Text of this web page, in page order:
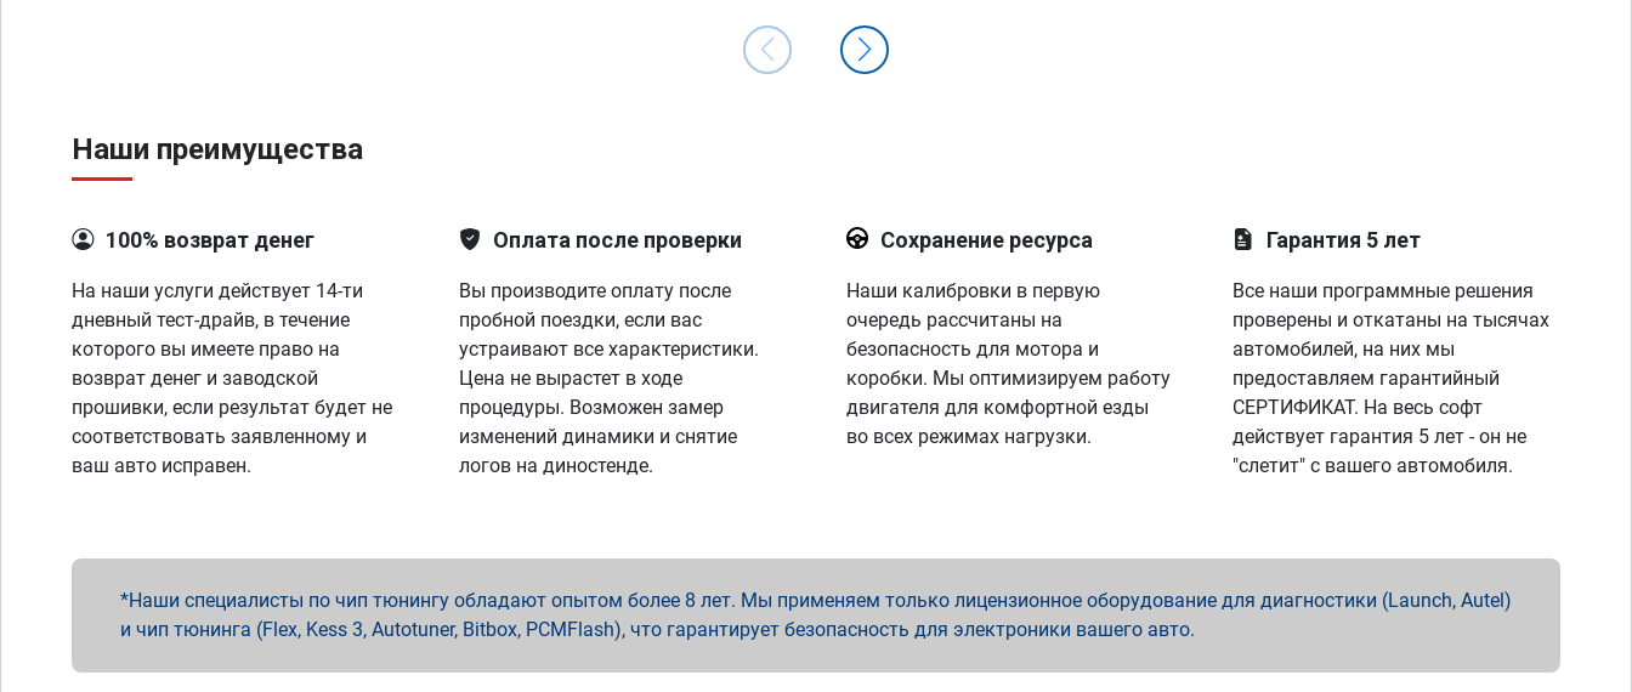
Наши преимущества
100% возврат денег
На наши услуги действует 14-ти
дневный тест-драйв, в течение
которого вы имеете право на
возврат денег и заводской
прошивки, если результат будет не
соответствовать заявленному и
ваш авто исправен.
Оплата после проверки
Вы производите оплату после
пробной поездки, если вас
устраивают все характеристики.
Цена не вырастет в ходе
процедуры. Возможен замер
изменений динамики и снятие
логов на диностенде.
Сохранение ресурса
Наши калибровки в первую
очередь рассчитаны на
безопасность для мотора и
коробки. Мы оптимизируем работу
двигателя для комфортной езды
во всех режимах нагрузки.
Гарантия 5 лет
Все наши программные решения
проверены и откатаны на тысячах
автомобилей, на них мы
предоставляем гарантийный
СЕРТИФИКАТ. На весь софт
действует гарантия 5 лет - он не
"слетит" с вашего автомобиля.
Наши специалисты по чип тюнингу обладают опытом более 8 лет. Мы применяем только лицензионное оборудование для диагностики (Launch, Autel)
и чип тюнинга (Flex, Kess 3, Autotuner, Bitbox, PCMFlash), что гарантирует безопасность для электроники вашего авто.